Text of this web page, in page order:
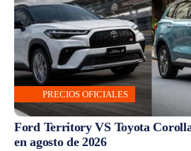
PRECIOS OFICIALES
Ford Territory VS Toyota
en agosto de 2026